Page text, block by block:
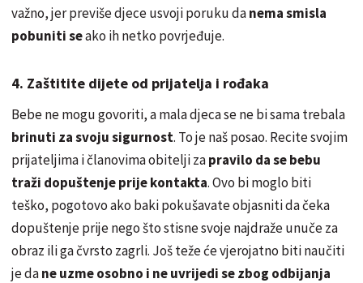
važno, jer previše djece usvoji poruku danema smisla
pobuniti seako ih netko povrjeđuje.
4. Zaštitite dijete od prijatelja i rođaka
Bebe ne mogu govoriti, a mala djeca se ne bi sama trebala
brinuti za svoju sigurnost. To je naš posao. Recite svojim
prijateljima i članovima obitelji zapravilo da se bebu
traži dopuštenje prije kontakta. Ovo bi moglo biti
teško, pogotovo ako baki pokušavate objasniti da čeka
dopuštenje prije nego što stisne svoje najdraže unuče za
obraz ili ga čvrsto zagrli. Još teže će vjerojatno biti naučiti
je dane uzme osobno i ne uvrijedi se zbog odbijanja